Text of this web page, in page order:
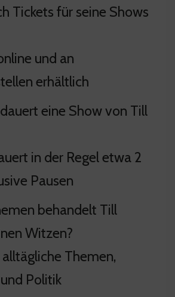
Tickets für seine Shows
und an
erhältlich
eine Show von Till
in der Regel etwa 2
Pausen
behandelt Till
Witzen?
Themen,
Politik